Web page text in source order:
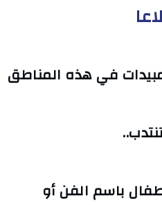
في هذه المناطق
باسم الفن أو